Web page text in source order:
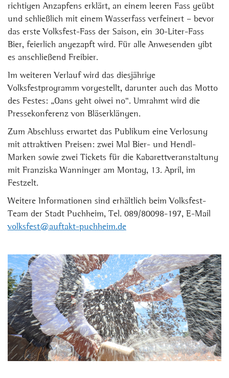
richtigen Anzapfens erklärt, an einem leeren Fass geübt
und schließlich mit einem Wasserfass verfeinert – bevor
das erste Volksfest-Fass der Saison, ein 30-Liter-Fass
Bier, feierlich angezapft wird. Für alle Anwesenden gibt
es anschließend Freibier.
Im weiteren Verlauf wird das diesjährige
Volksfestprogramm vorgestellt, darunter auch das Motto
des Festes: „Oans geht oiwei no“. Umrahmt wird die
Pressekonferenz von Bläserklängen.
Zum Abschluss erwartet das Publikum eine Verlosung
mit attraktiven Preisen: zwei Mal Bier- und Hendl-
Marken sowie zwei Tickets für die Kabarettveranstaltung
mit Franziska Wanninger am Montag, 13. April, im
Festzelt.
Weitere Informationen sind erhältlich beim Volksfest-
Team der Stadt Puchheim, Tel. 089/80098-197, E-Mail
volksfest@auftakt-puchheim.de